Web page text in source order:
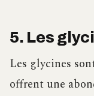
5. Les
Les glycines
offrent une